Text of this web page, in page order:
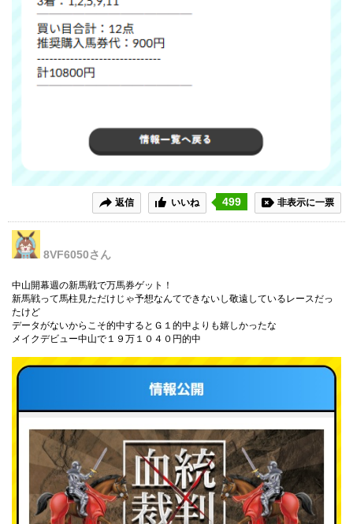
返信 いいね 499 非表示に一票
8VF6050さん
中山開幕週の新馬戦で万馬券ゲット！
新馬戦って馬柱見ただけじゃ予想なんてできないし敬遠しているレースだっ
たけど
データがないからこそ的中するとＧ１的中よりも嬉しかったな
メイクデビュー中山で１９万１０４０円的中